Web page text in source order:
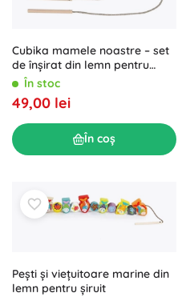
Cubika mamele noastre – set
de înșirat din lemn pentru
copiiÎn stoc
49,00 lei
În coș
Pești și viețuitoare marine din
lemn pentru șiruit